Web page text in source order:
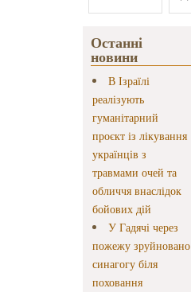
Останні
новини
В Ізраїлі
реалізують
гуманітарний
проєкт із лікування
українців з
травмами очей та
обличчя внаслідок
бойових дій
У Гадячі через
пожежу зруйновано
синагогу біля
поховання